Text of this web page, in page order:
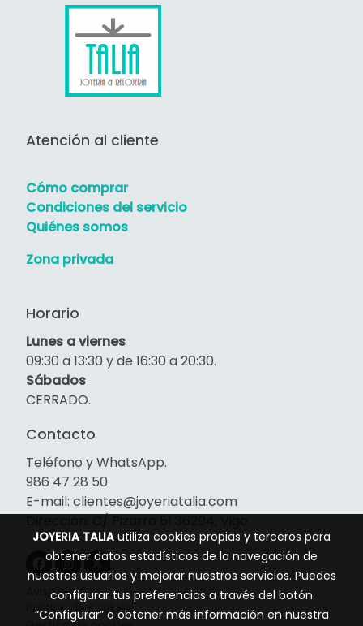
Atención al cliente
Cómo comprar
Condiciones del servicio
Quiénes somos
Zona privada
Horario
Lunes a viernes
09:30 a 13:30 y de 16:30 a 20:30.
Sábados
CERRADO.
Contacto
Teléfono y WhatsApp.
986 47 28 50
E-mail: clientes@joyeriatalia.com
Aviso legal
Política de cookies
JOYERIA TALIA utiliza cookies propias y terceros para
obtener datos estadísticos de la navegación de
nuestros usuarios y mejorar nuestros servicios. Puedes
configurar tus preferencias a través del botón
“Configurar” o obtener más información en nuestra